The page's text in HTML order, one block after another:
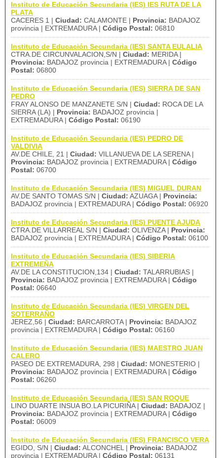
Instituto de Educación Secundaria (IES) IES RUTA DE LA
PLATA
CACERES 1 | Ciudad: CALAMONTE | Provincia: BADAJOZ
provincia | EXTREMADURA | Código Postal: 06810
Instituto de Educación Secundaria (IES) SANTA EULALIA
CTRA.DE CIRCUNVALACION,S/N | Ciudad: MERIDA |
Provincia: BADAJOZ provincia | EXTREMADURA | Código
Postal: 06800
Instituto de Educación Secundaria (IES) SIERRA DE SAN
PEDRO
FRAY ALONSO DE MANZANETE S/N | Ciudad: ROCA DE LA
SIERRA (LA) | Provincia: BADAJOZ provincia |
EXTREMADURA | Código Postal: 06190
Instituto de Educación Secundaria (IES) PEDRO DE
VALDIVIA
AV.DE CHILE, 21 | Ciudad: VILLANUEVA DE LA SERENA |
Provincia: BADAJOZ provincia | EXTREMADURA | Código
Postal: 06700
Instituto de Educación Secundaria (IES) MIGUEL DURAN
AV.DE SANTO TOMAS S/N | Ciudad: AZUAGA | Provincia:
BADAJOZ provincia | EXTREMADURA | Código Postal: 06920
Instituto de Educación Secundaria (IES) PUENTE AJUDA
CTRA.DE VILLARREAL S/N | Ciudad: OLIVENZA | Provincia:
BADAJOZ provincia | EXTREMADURA | Código Postal: 06100
Instituto de Educación Secundaria (IES) SIBERIA
EXTREMEÑA
AV.DE LA CONSTITUCION,134 | Ciudad: TALARRUBIAS |
Provincia: BADAJOZ provincia | EXTREMADURA | Código
Postal: 06640
Instituto de Educación Secundaria (IES) VIRGEN DEL
SOTERRAÑO
JEREZ,56 | Ciudad: BARCARROTA | Provincia: BADAJOZ
provincia | EXTREMADURA | Código Postal: 06160
Instituto de Educación Secundaria (IES) MAESTRO JUAN
CALERO
PASEO DE EXTREMADURA, 298 | Ciudad: MONESTERIO |
Provincia: BADAJOZ provincia | EXTREMADURA | Código
Postal: 06260
Instituto de Educación Secundaria (IES) SAN ROQUE
LINO DUARTE INSUA BO.LA PICURIÑA | Ciudad: BADAJOZ |
Provincia: BADAJOZ provincia | EXTREMADURA | Código
Postal: 06009
Instituto de Educación Secundaria (IES) FRANCISCO VERA
EGIDO, S/N | Ciudad: ALCONCHEL | Provincia: BADAJOZ
provincia | EXTREMADURA | Código Postal: 06131